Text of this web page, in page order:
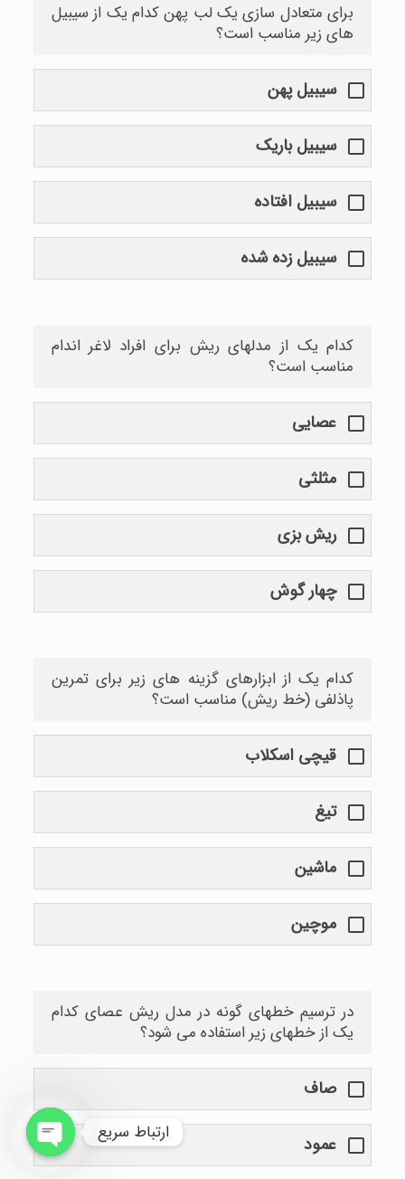
برای متعادل سازی یک لب پهن کدام یک از سیبیل
های زیر مناسب است؟
سیبیل پهن
سیبیل باریک
سیبیل افتاده
سیبیل زده شده
کدام یک از مدلهای ریش برای افراد لاغر اندام
مناسب است؟
عصایی
مثلثی
ریش بزی
چهار گوش
کدام یک از ابزارهای گزینه های زیر برای تمرین
پاذلفی (خط ریش) مناسب است؟
قیچی اسکلاب
تیغ
ماشین
موچین
در ترسیم خطهای گونه در مدل ریش عصای کدام
یک از خطهای زیر استفاده می شود؟
صاف
عمود ارتباط سریع
Open